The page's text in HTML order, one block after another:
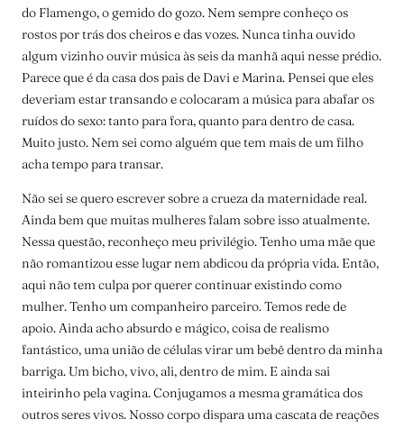
do Flamengo, o gemido do gozo. Nem sempre conheço os
rostos por trás dos cheiros e das vozes. Nunca tinha ouvido
algum vizinho ouvir música às seis da manhã aqui nesse prédio.
Parece que é da casa dos pais de Davi e Marina. Pensei que eles
deveriam estar transando e colocaram a música para abafar os
ruídos do sexo: tanto para fora, quanto para dentro de casa.
Muito justo. Nem sei como alguém que tem mais de um filho
acha tempo para transar.
Não sei se quero escrever sobre a crueza da maternidade real.
Ainda bem que muitas mulheres falam sobre isso atualmente.
Nessa questão, reconheço meu privilégio. Tenho uma mãe que
não romantizou esse lugar nem abdicou da própria vida. Então,
aqui não tem culpa por querer continuar existindo como
mulher. Tenho um companheiro parceiro. Temos rede de
apoio. Ainda acho absurdo e mágico, coisa de realismo
fantástico, uma união de células virar um bebê dentro da minha
barriga. Um bicho, vivo, ali, dentro de mim. E ainda sai
inteirinho pela vagina. Conjugamos a mesma gramática dos
outros seres vivos. Nosso corpo dispara uma cascata de reações